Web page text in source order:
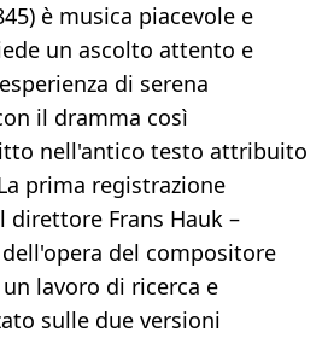
è musica piacevole e
un ascolto attento e
di serena
il dramma così
nell'antico testo attribuito
prima registrazione
Frans Hauk –
del compositore
lavoro di ricerca e
sulle due versioni